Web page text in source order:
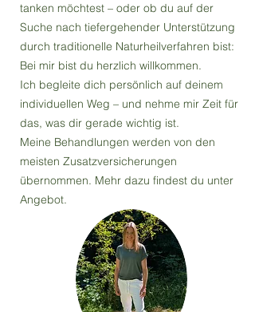
tanken möchtest – oder ob du auf der
Suche nach tiefergehender Unterstützung
durch traditionelle Naturheilverfahren bist:
Bei mir bist du herzlich willkommen.
Ich begleite dich persönlich auf deinem
individuellen Weg – und nehme mir Zeit für
das, was dir gerade wichtig ist.
Meine Behandlungen werden von den
meisten Zusatzversicherungen
übernommen. Mehr dazu findest du unter
Angebot.